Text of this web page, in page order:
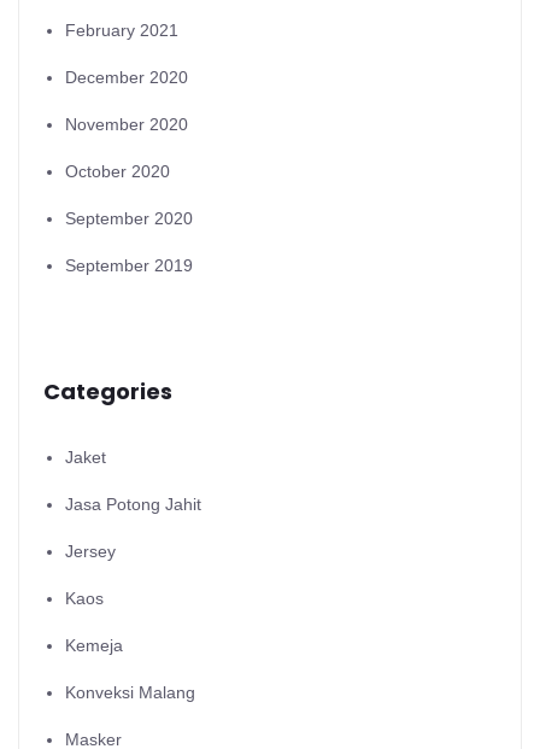
February 2021
December 2020
November 2020
October 2020
September 2020
September 2019
Categories
Jaket
Jasa Potong Jahit
Jersey
Kaos
Kemeja
Konveksi Malang
Masker